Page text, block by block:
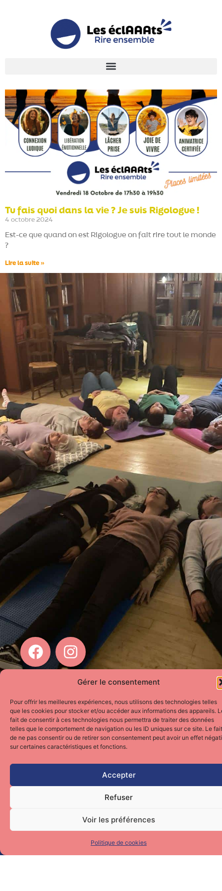
Gérer le consentement
Pour offrir les meilleures expériences, nous utilisons des technologies telles
que les cookies pour stocker et/ou accéder aux informations des appareils.
fait de consentir à ces technologies nous permettra de traiter des données
telles que le comportement de navigation ou les ID uniques sur ce site. Le fait
de ne pas consentir ou de retirer son consentement peut avoir un effet
sur certaines caractéristiques et fonctions.
Accepter
Refuser
Voir les préférences
Politique de cookies
Tu fais quoi dans la vie ? Je suis Rigologue !
4 octobre 2024
Est-ce que quand on est Rigologue on fait rire tout le monde
?
Lire la suite »
Plan de site
Expertises
Mentions légales